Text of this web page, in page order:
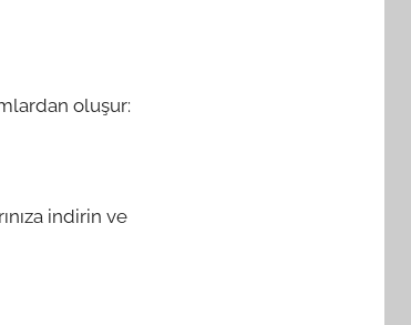
oluşur:
indirin ve